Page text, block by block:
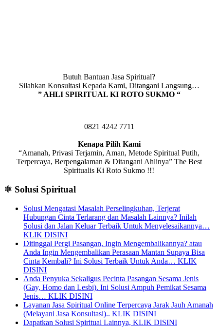
Butuh Bantuan Jasa Spiritual?
Silahkan Konsultasi Kepada Kami, Ditangani Langsung…
” AHLI SPIRITUAL KI ROTO SUKMO “
0821 4242 7711
Kenapa Pilih Kami
“Amanah, Privasi Terjamin, Aman, Metode Spiritual Putih,
Terpercaya, Berpengalaman & Ditangani Ahlinya” The Best
Spiritualis Ki Roto Sukmo !!!
⚛️ Solusi Spiritual
Solusi Mengatasi Masalah Perselingkuhan, Terjerat
Hubungan Cinta Terlarang dan Masalah Lainnya? Inilah
Solusi dan Jalan Keluar Terbaik Untuk Menyelesaikannya…
KLIK DISINI
Ditinggal Pergi Pasangan, Ingin Mengembalikannya? atau
Anda Ingin Mengembalikan Perasaan Mantan Supaya Bisa
Cinta Kembali? Ini Solusi Terbaik Untuk Anda… KLIK
DISINI
Anda Penyuka Sekaligus Pecinta Pasangan Sesama Jenis
(Gay, Homo dan Lesbi). Ini Solusi Ampuh Pemikat Sesama
Jenis… KLIK DISINI
Layanan Jasa Spiritual Online Terpercaya Jarak Jauh Amanah
(Melayani Jasa Konsultasi).. KLIK DISINI
Dapatkan Solusi Spiritual Lainnya, KLIK DISINI